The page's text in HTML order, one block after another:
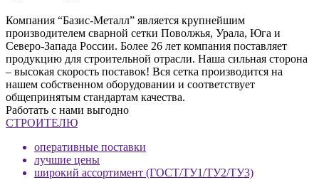
Компания “Базис-Металл” является крупнейшим
производителем сварной сетки Поволжья, Урала, Юга и
Северо-Запада России. Более 26 лет компания поставляет
продукцию для строительной отрасли. Наша сильная сторона
– высокая скорость поставок! Вся сетка производится на
нашем собственном оборудовании и соответствует
общепринятым стандартам качества.
Работать с нами выгодно
СТРОИТЕЛЮ
оперативные поставки
лучшие цены
широкий ассортимент (ГОСТ/ТУ1/ТУ2/ТУ3)